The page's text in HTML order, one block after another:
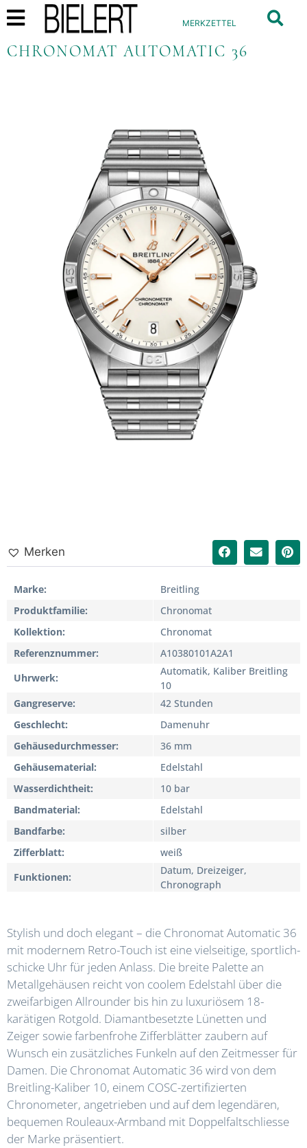
MERKZETTEL
CHRONOMAT AUTOMATIC 36
Merken
Marke
Breitling
Produktfamilie
Chronomat
Kollektion
Chronomat
Referenznummer
A10380101A2A1
Uhrwerk
Automatik, Kaliber Breitling
10
Gangreserve
42 Stunden
Geschlecht
Damenuhr
Gehäusedurchmesser
36 mm
Gehäusematerial
Edelstahl
Wasserdichtheit
10 bar
Bandmaterial
Edelstahl
Bandfarbe
silber
Zifferblatt
weiß
Funktionen
Datum, Dreizeiger,
Chronograph
Stylish und doch elegant – die Chronomat Automatic 36
mit modernem Retro-Touch ist eine vielseitige, sportlich-
schicke Uhr für jeden Anlass. Die breite Palette an
Metallgehäusen reicht von coolem Edelstahl über die
zweifarbigen Allrounder bis hin zu luxuriösem 18-
karätigen Rotgold. Diamantbesetzte Lünetten und
Zeiger sowie farbenfrohe Zifferblätter zaubern auf
Wunsch ein zusätzliches Funkeln auf den Zeitmesser für
Damen. Die Chronomat Automatic 36 wird von dem
Breitling-Kaliber 10, einem COSC-zertifizierten
Chronometer, angetrieben und auf dem legendären,
bequemen Rouleaux-Armband mit Doppelfaltschliesse
der Marke präsentiert.